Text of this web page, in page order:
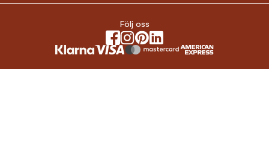
Följ oss